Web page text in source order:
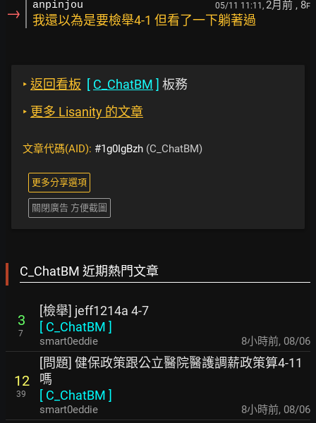
→ anpinjou 05/11 11:11, 2月前 , 8F
我還以為是要檢舉4-1 但看了一下躺著過
‣ 返回看板 [ C_ChatBM ] 板務
‣ 更多 Lisanity 的文章
文章代碼(AID): #1g0IgBzh (C_ChatBM)
更多分享選項
關閉廣告 方便截圖
C_ChatBM 近期熱門文章
3
7
[檢舉] jeff1214a 4-7
[ C_ChatBM ]
smart0eddie 8小時前, 08/06
12
39
[問題] 健保政策跟公立醫院醫護調薪政策算4-11
嗎
[ C_ChatBM ]
smart0eddie 8小時前, 08/06